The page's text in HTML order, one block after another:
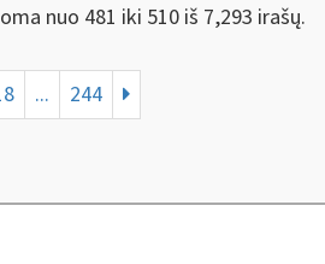
nuo 481 iki 510 iš 7,293 irašų.
... 244